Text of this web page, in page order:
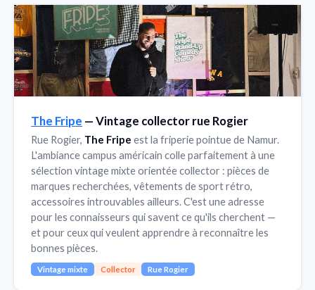
The Fripe — Vintage collector rue Rogier
Rue Rogier, The Fripe est la friperie pointue de Namur.
L'ambiance campus américain colle parfaitement à une
sélection vintage mixte orientée collector : pièces de
marques recherchées, vêtements de sport rétro,
accessoires introuvables ailleurs. C'est une adresse
pour les connaisseurs qui savent ce qu'ils cherchent —
et pour ceux qui veulent apprendre à reconnaître les
bonnes pièces.
Vintage mixte Collector Rue Rogier